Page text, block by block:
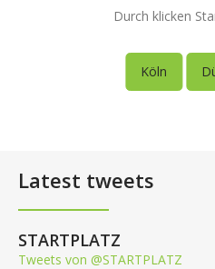
Durch klicken
Köln
Latest tweets
STARTPLATZ
Tweets von @STARTPLATZ